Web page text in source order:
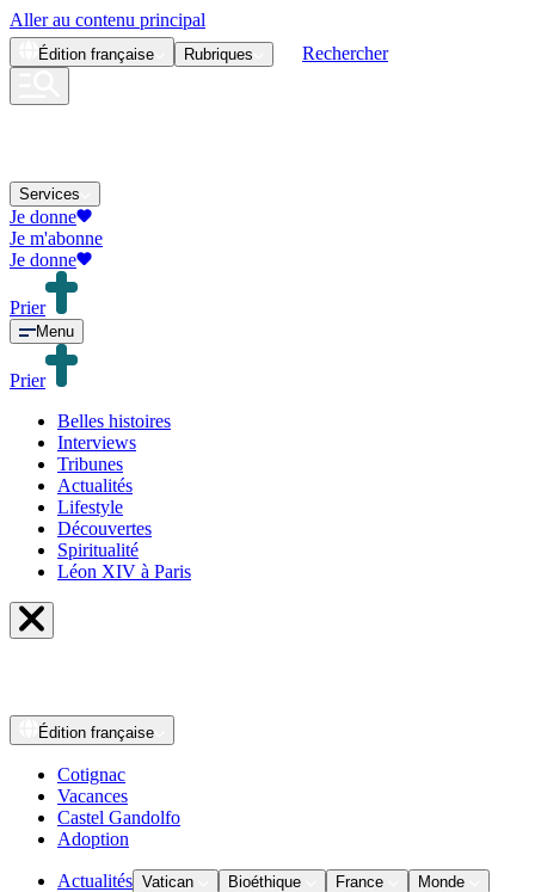
Aller au contenu principal
Édition française Rubriques Rechercher
Services
Je donne
Je m'abonne
Je donne
Prier
Menu
Prier
Belles histoires
Interviews
Tribunes
Actualités
Lifestyle
Découvertes
Spiritualité
Léon XIV à Paris
Édition française
Cotignac
Vacances
Castel Gandolfo
Adoption
Actualités Vatican Bioéthique France
Monde